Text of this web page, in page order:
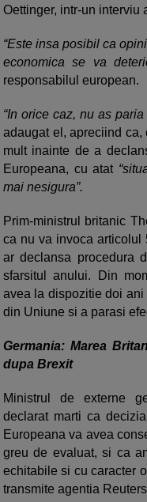
Oettinger, intr-un interviu
“Este insa posibil ca
economica se va
responsabilul european.
“In orice caz, nu as
adaugat el, apreciind ca,
mult inainte de a
Europeana, cu atat
mai nesigura”.
Prim-ministrul britanic
ca nu va invoca articolul
ar declansa procedura
sfarsitul anului. Din
avea la dispozitie doi
din Uniune si a parasi
Germania: Marea
dupa Brexit
Ministrul de externe
declarat marti ca
Europeana va avea
greu de evaluat, si ca
echitabile si cu caracter
transmite agentia